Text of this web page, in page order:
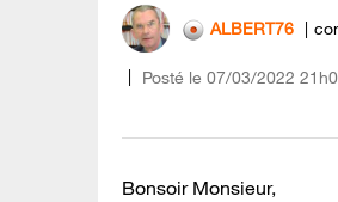
ALBERT76
Posté le ‎07/03/2022
Bonsoir Monsieur,